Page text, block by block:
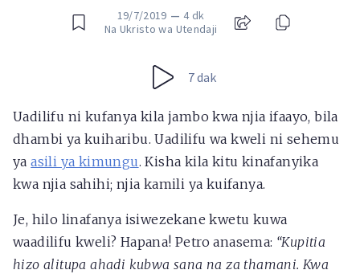
19/7/2019 — 4 dk
Na Ukristo wa Utendaji
7 dak
Uadilifu ni kufanya kila jambo kwa njia ifaayo, bila
dhambi ya kuiharibu. Uadilifu wa kweli ni sehemu
yaasili ya kimungu. Kisha kila kitu kinafanyika
kwa njia sahihi; njia kamili ya kuifanya.
Je, hilo linafanya isiwezekane kwetu kuwa
waadilifu kweli? Hapana! Petro anasema: “Kupitia
hizo alitupa ahadi kubwa sana na za thamani. Kwa